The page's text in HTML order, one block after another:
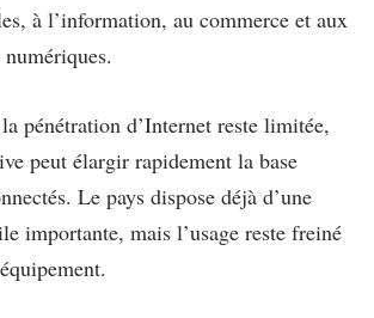
à l’information, au commerce et aux
pénétration d’Internet reste limitée,
peut élargir rapidement la base
Le pays dispose déjà d’une
importante, mais l’usage reste freiné